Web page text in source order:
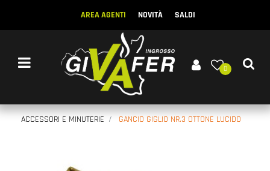
AREA AGENTI NOVITÀ SALDI
Open menu
0
ACCESSORI E MINUTERIE GANCIO GIGLIO NR.3 OTTONE LUCIDO